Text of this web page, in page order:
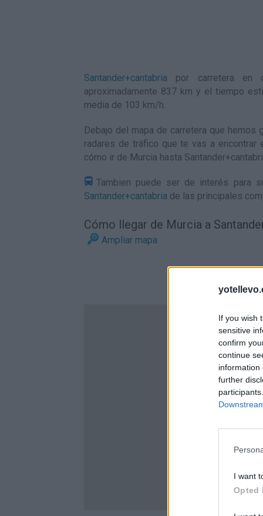
If you wish
sensitive
confirm
continue
information
further
I want
Opted
Santander+cantabria por carretera en
aproximadamente 837 km y el tiempo
media de 103 km/h.
Debajo del mapa de carretera que hemos
radares de tráfico que te vas a
cómo ir de Murcia hasta
Tambien puede ser de interés para
Santander+cantabria de las principales
Cómo llegar de Murcia a
Ampliar mapa